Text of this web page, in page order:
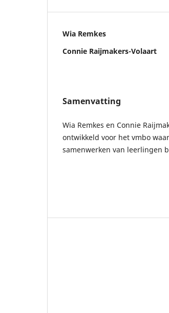
Wia Remkes
Connie Raijmakers-Volaart
Samenvatting
Wia Remkes en Connie
ontwikkeld voor het vmbo
samenwerken van leerlingen